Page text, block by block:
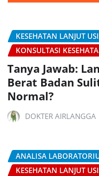
KESEHATAN LANJUT
KONSULTASI
Tanya Jawab:
Berat Badan
Normal?
DOKTER AIRLANGGA
ANALISA
KESEHATAN LANJUT